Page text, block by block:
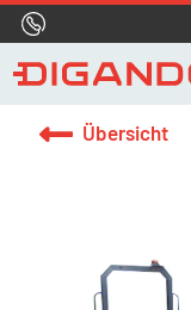
Übersicht